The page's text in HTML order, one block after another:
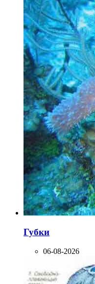
Губки
06-08-2026